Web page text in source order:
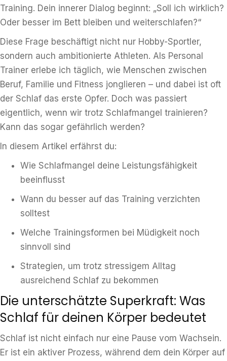
Training. Dein innerer Dialog beginnt: „Soll ich wirklich?
Oder besser im Bett bleiben und weiterschlafen?“
Diese Frage beschäftigt nicht nur Hobby-Sportler,
sondern auch ambitionierte Athleten. Als Personal
Trainer erlebe ich täglich, wie Menschen zwischen
Beruf, Familie und Fitness jonglieren – und dabei ist oft
der Schlaf das erste Opfer. Doch was passiert
eigentlich, wenn wir trotz Schlafmangel trainieren?
Kann das sogar gefährlich werden?
In diesem Artikel erfährst du:
Wie Schlafmangel deine Leistungsfähigkeit
beeinflusst
Wann du besser auf das Training verzichten
solltest
Welche Trainingsformen bei Müdigkeit noch
sinnvoll sind
Strategien, um trotz stressigem Alltag
ausreichend Schlaf zu bekommen
Die unterschätzte Superkraft: Was
Schlaf für deinen Körper bedeutet
Schlaf ist nicht einfach nur eine Pause vom Wachsein.
Er ist ein aktiver Prozess, während dem dein Körper auf